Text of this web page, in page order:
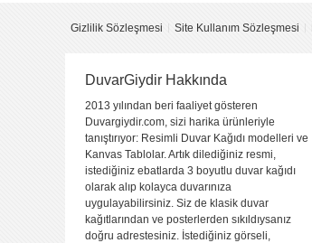
Gizlilik Sözleşmesi Site Kullanım Sözleşmesi
DuvarGiydir Hakkında
2013 yılından beri faaliyet gösteren
Duvargiydir.com, sizi harika ürünleriyle
tanıştırıyor: Resimli Duvar Kağıdı modelleri ve
Kanvas Tablolar. Artık dilediğiniz resmi,
istediğiniz ebatlarda 3 boyutlu duvar kağıdı
olarak alıp kolayca duvarınıza
uygulayabilirsiniz. Siz de klasik duvar
kağıtlarından ve posterlerden sıkıldıysanız
doğru adrestesiniz. İstediğiniz görseli,